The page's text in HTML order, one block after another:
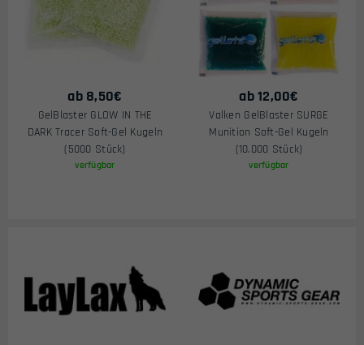
ab 8,50€
GelBlaster GLOW IN THE
DARK Tracer Soft-Gel Kugeln
(5000 Stück)
verfügbar
ab12,00€
Valken GelBlaster SURGE
Munition Soft-Gel Kugeln
(10.000 Stück)
verfügbar